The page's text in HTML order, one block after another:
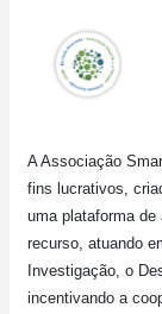
A Associação
fins lucrativos,
uma plataforma
recurso, atuando
Investigação, o
incentivando a